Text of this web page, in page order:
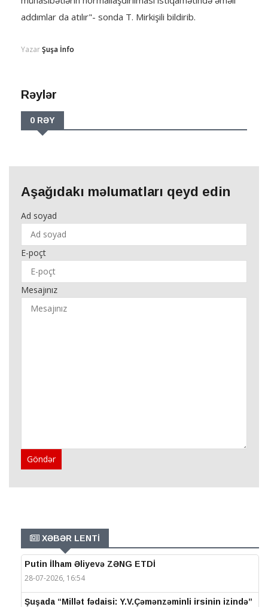
addımlar da atılır"- sonda T. Mirkişili bildirib.
YazarŞuşa İnfo
Rəylər
0 RƏY
Aşağıdakı məlumatları qeyd edin
Ad soyad
E-poçt
Mesajınız
Göndər
XƏBƏR LENTİ
Putin İlham Əliyevə ZƏNG ETDİ
28-07-2026, 16:54
Şuşada “Millət fədaisi: Y.V.Çəmənzəminli irsinin izində”